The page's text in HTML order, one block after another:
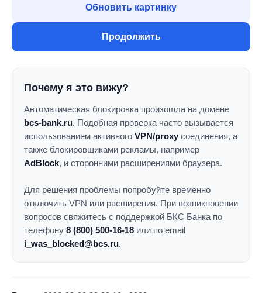
Обновить картинку
Продолжить
Почему я это вижу?
Автоматическая блокировка произошла на домене
bcs-bank.ru. Подобная проверка часто вызывается
использованием активного VPN/proxy соединения, а
также блокировщиками рекламы, например
AdBlock, и сторонними расширениями браузера.
Для решения проблемы попробуйте временно
отключить VPN или расширения. При возникновении
вопросов свяжитесь с поддержкой БКС Банка по
телефону 8 (800) 500-16-18 или по email
i_was_blocked@bcs.ru.